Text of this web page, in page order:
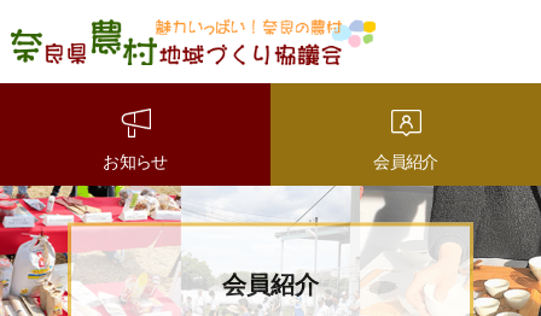
魅力いっぱい！奈良の農
村 奈良県農村地域づくり
お知らせ 会員紹介
会員紹介